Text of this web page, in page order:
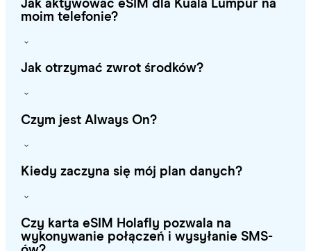
Jak aktywować eSIM dla Kuala Lumpur na
moim telefonie?
Jak otrzymać zwrot środków?
Czym jest Always On?
Kiedy zaczyna się mój plan danych?
Czy karta eSIM Holafly pozwala na
wykonywanie połączeń i wysyłanie SMS-